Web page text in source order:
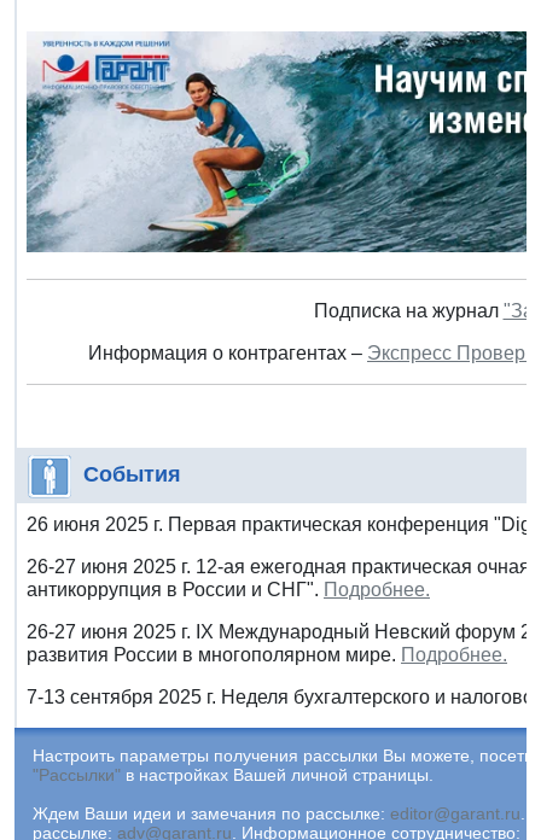
Подписка на журнал
Информация о контрагентах – Экспресс
События
26 июня 2025 г. Первая практическая конференция
26-27 июня 2025 г. 12-ая ежегодная практическая
антикоррупция в России и СНГ". Подробнее.
26-27 июня 2025 г. IX Международный Невский форум
развития России в многополярном мире. Подробнее.
7-13 сентября 2025 г. Неделя бухгалтерского и
Настроить параметры получения рассылки Вы можете,
"Рассылки" в настройках Вашей личной страницы.
Ждем Ваши идеи и замечания по рассылке: editor@garant.ru
рассылке: adv@garant.ru Информационное сотрудничество: